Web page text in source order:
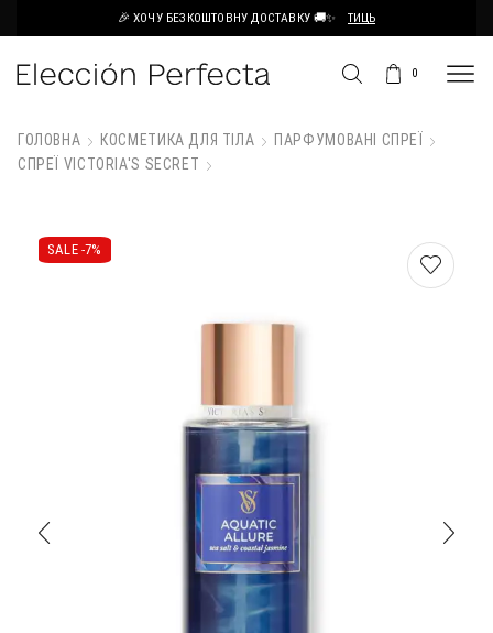
🎉 ХОЧУ БЕЗКОШТОВНУ ДОСТАВКУ 🚚✨ ТИЦЬ
0
ГОЛОВНА КОСМЕТИКА ДЛЯ ТІЛА
ПАРФУМОВАНІ СПРЕЇ
СПРЕЇ VICTORIA'S SECRET
SALE -7%